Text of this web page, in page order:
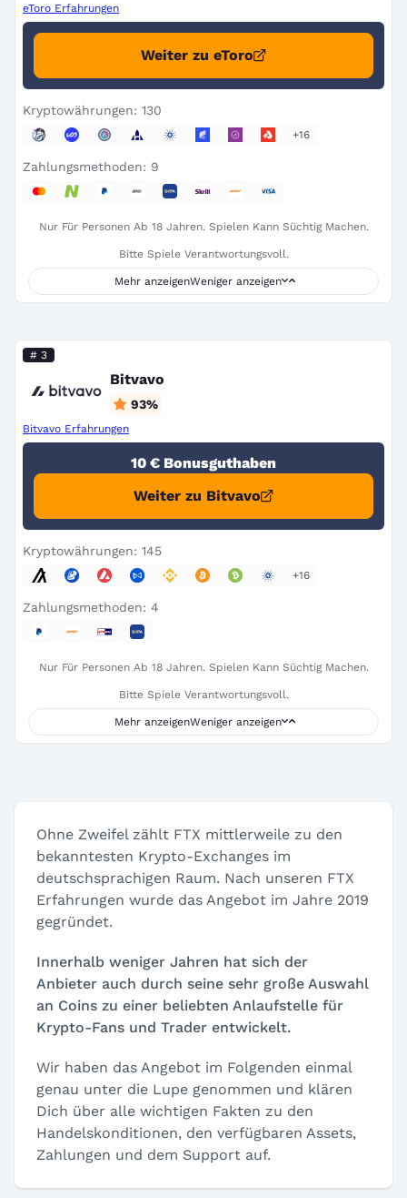
eToro Erfahrungen
Weiter zu eToro
Kryptowährungen: 130
+16
Zahlungsmethoden: 9
Nur Für Personen Ab 18 Jahren. Spielen Kann Süchtig Machen.
Bitte Spiele Verantwortungsvoll.
Mehr anzeigenWeniger anzeigen
# 3
Bitvavo
93%
Bitvavo Erfahrungen
10 € Bonusguthaben
Weiter zu Bitvavo
Kryptowährungen: 145
+16
Zahlungsmethoden: 4
Nur Für Personen Ab 18 Jahren. Spielen Kann Süchtig Machen.
Bitte Spiele Verantwortungsvoll.
Mehr anzeigenWeniger anzeigen
Ohne Zweifel zählt FTX mittlerweile zu den
bekanntesten Krypto-Exchanges im
deutschsprachigen Raum. Nach unseren FTX
Erfahrungen wurde das Angebot im Jahre 2019
gegründet.
Innerhalb weniger Jahren hat sich der
Anbieter auch durch seine sehr große Auswahl
an Coins zu einer beliebten Anlaufstelle für
Krypto-Fans und Trader entwickelt.
Wir haben das Angebot im Folgenden einmal
genau unter die Lupe genommen und klären
Dich über alle wichtigen Fakten zu den
Handelskonditionen, den verfügbaren Assets,
Zahlungen und dem Support auf.